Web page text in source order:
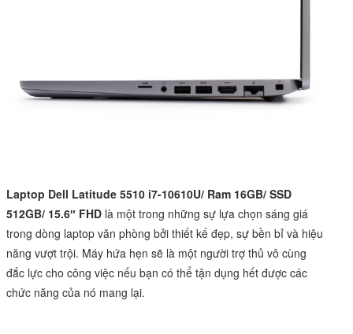
Laptop Dell Latitude 5510 i7-10610U/ Ram 16GB/ SSD
512GB/ 15.6″ FHD là một trong những sự lựa chọn sáng giá
trong dòng laptop văn phòng bởi thiết kế đẹp, sự bền bỉ và hiệu
năng vượt trội. Máy hứa hẹn sẽ là một người trợ thủ vô cùng
đắc lực cho công việc nếu bạn có thể tận dụng hết được các
chức năng của nó mang lại.